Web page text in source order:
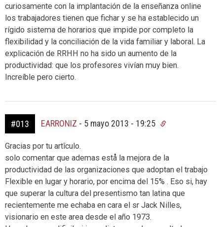
curiosamente con la implantación de la enseñanza online
los trabajadores tienen que fichar y se ha establecido un
rígido sistema de horarios que impide por completo la
flexibilidad y la conciliación de la vida familiar y laboral. La
explicación de RRHH no ha sido un aumento de la
productividad: que los profesores vivían muy bien.
Increíble pero cierto.
#013 EARRONIZ - 5 mayo 2013 - 19:25
Gracias por tu artîculo.
solo comentar que ademas estå la mejora de la
productividad de las organizaciones que adoptan el trabajo
Flexible en lugar y horario, por encima del 15% . Eso si, hay
que superar la cultura del presentismo tan latina que
recientemente me echaba en cara el sr Jack Nilles,
visionario en este area desde el año 1973.